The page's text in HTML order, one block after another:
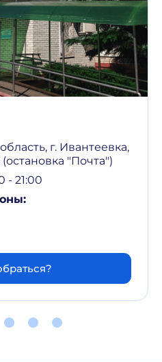
г. Ивантеевка,
"Почта")
- 21:00